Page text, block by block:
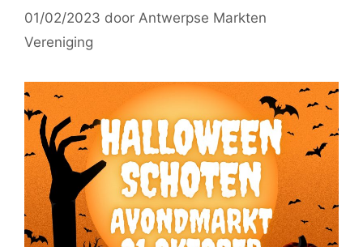
01/02/2023 door Antwerpse Markten
Vereniging